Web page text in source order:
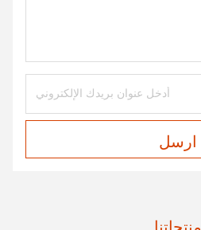
ارسل
منتجاتنا